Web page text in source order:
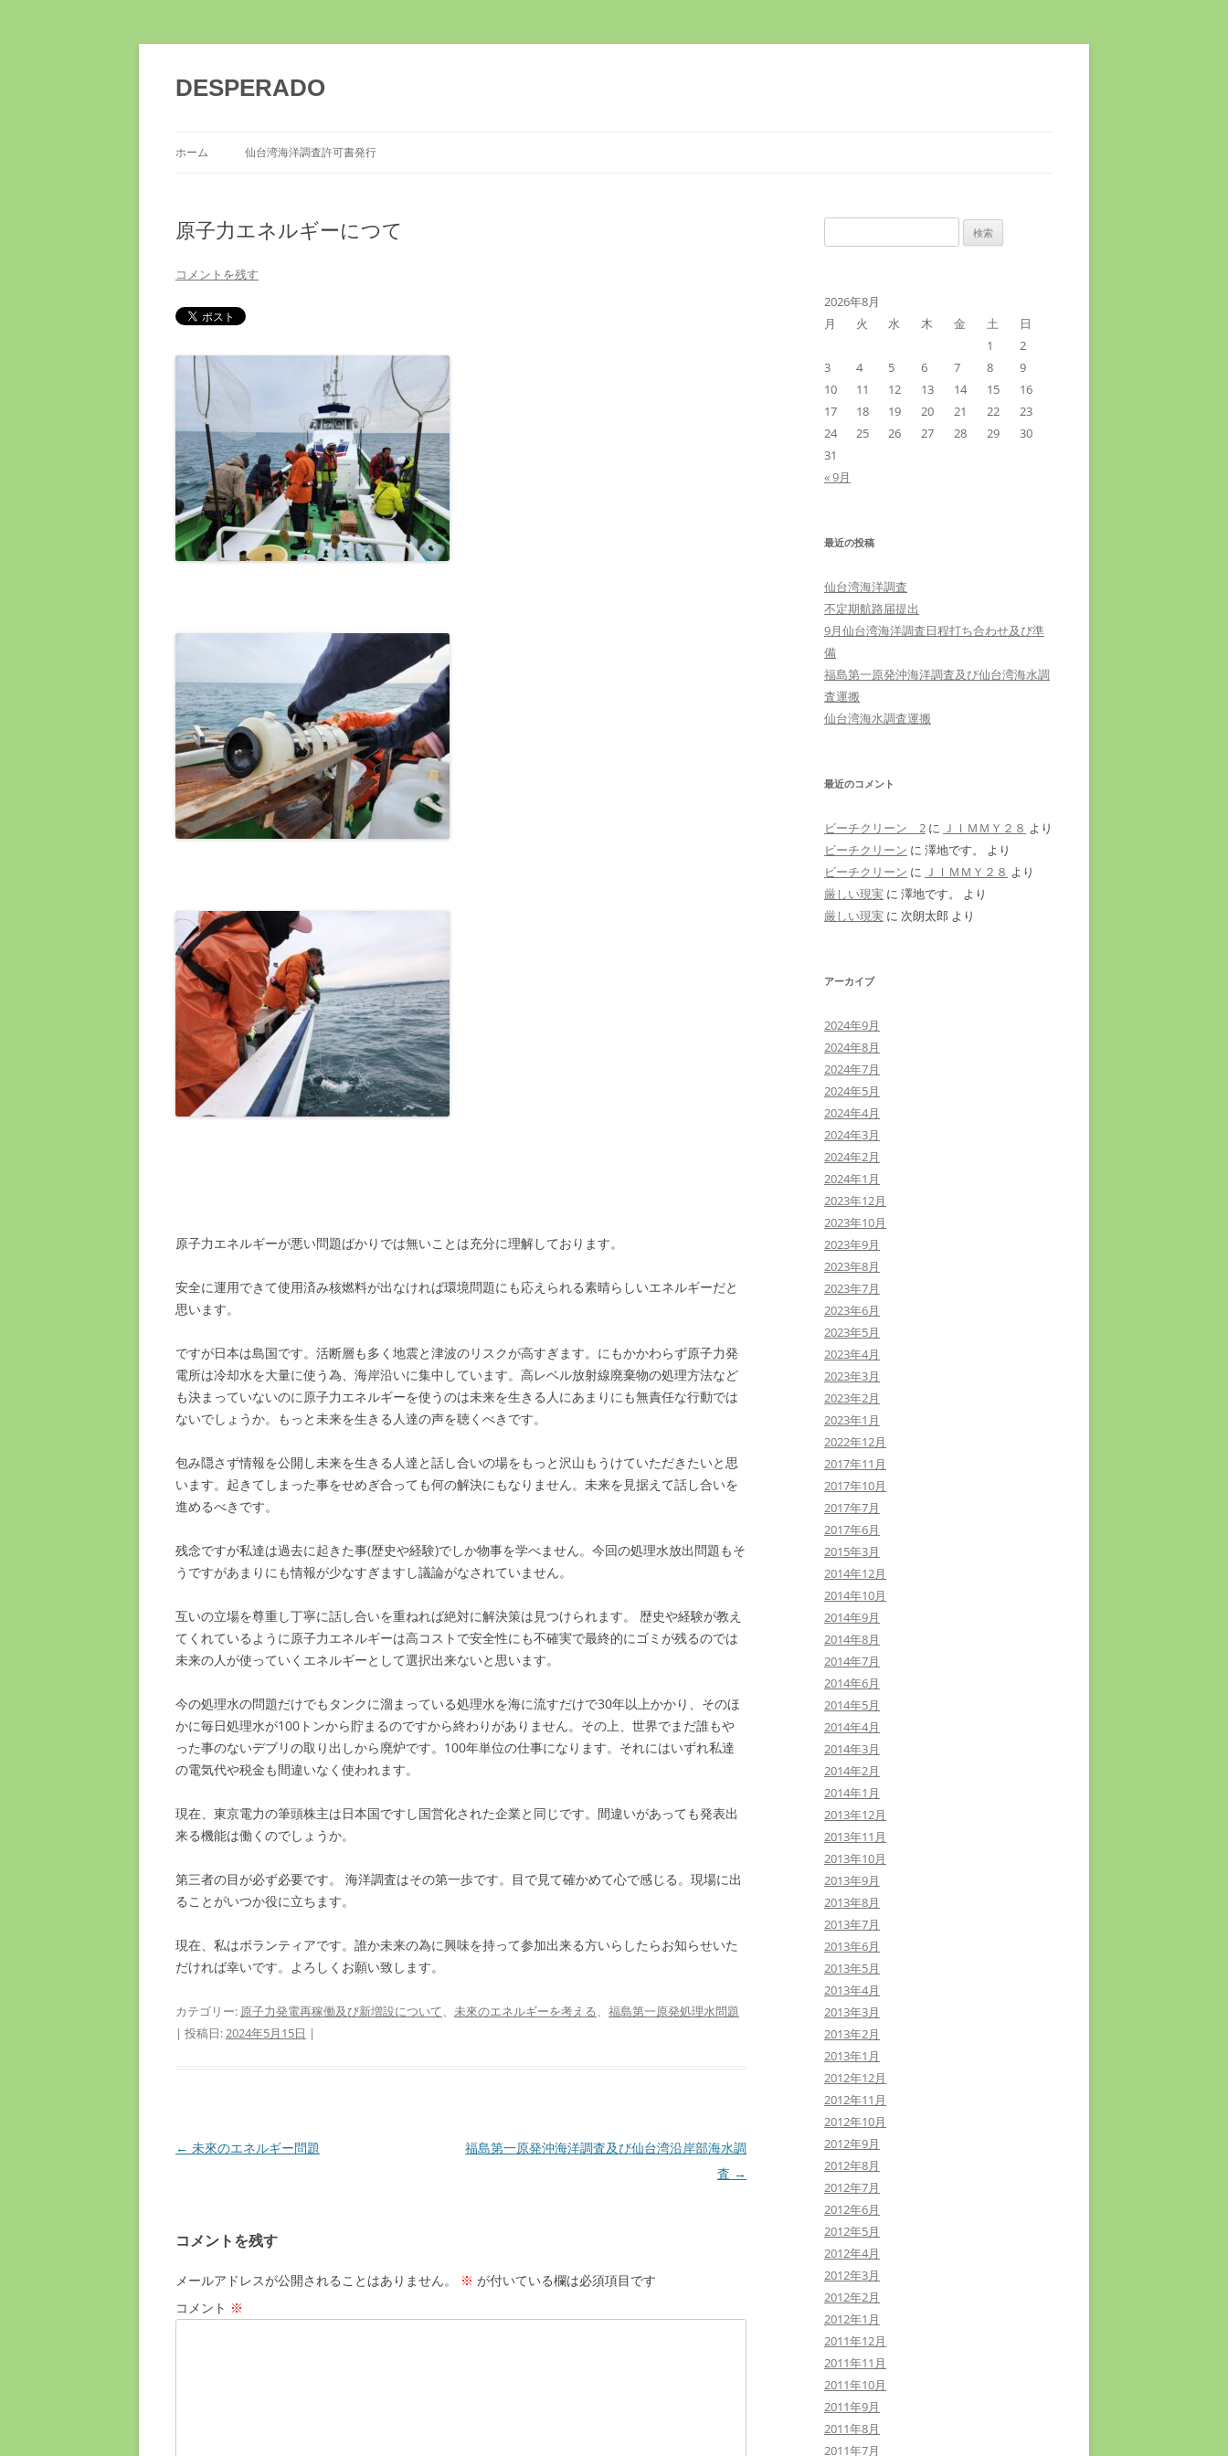
DESPERADO
ホーム 仙台湾海洋調査許可書発行
原子力エネルギーにつて
コメントを残す
原子力エネルギーが悪い問題ばかりでは無いことは充分に理解しております。
安全に運用できて使用済み核燃料が出なければ環境問題にも応えられる素晴らしいエネルギーだと
思います。
ですが日本は島国です。活断層も多く地震と津波のリスクが高すぎます。にもかかわらず原子力発
電所は冷却水を大量に使う為、海岸沿いに集中しています。高レベル放射線廃棄物の処理方法など
も決まっていないのに原子力エネルギーを使うのは未来を生きる人にあまりにも無責任な行動では
ないでしょうか。もっと未来を生きる人達の声を聴くべきです。
包み隠さず情報を公開し未来を生きる人達と話し合いの場をもっと沢山もうけていただきたいと思
います。起きてしまった事をせめぎ合っても何の解決にもなりません。未来を見据えて話し合いを
進めるべきです。
残念ですが私達は過去に起きた事(歴史や経験)でしか物事を学べません。今回の処理水放出問題もそ
うですがあまりにも情報が少なすぎますし議論がなされていません。
互いの立場を尊重し丁寧に話し合いを重ねれば絶対に解決策は見つけられます。 歴史や経験が教え
てくれているように原子力エネルギーは高コストで安全性にも不確実で最終的にゴミが残るのでは
未来の人が使っていくエネルギーとして選択出来ないと思います。
今の処理水の問題だけでもタンクに溜まっている処理水を海に流すだけで30年以上かかり、そのほ
かに毎日処理水が100トンから貯まるのですから終わりがありません。その上、世界でまだ誰もや
った事のないデブリの取り出しから廃炉です。100年単位の仕事になります。それにはいずれ私達
の電気代や税金も間違いなく使われます。
現在、東京電力の筆頭株主は日本国ですし国営化された企業と同じです。間違いがあっても発表出
来る機能は働くのでしょうか。
第三者の目が必ず必要です。 海洋調査はその第一歩です。目で見て確かめて心で感じる。現場に出
ることがいつか役に立ちます。
現在、私はボランティアです。誰か未来の為に興味を持って参加出来る方いらしたらお知らせいた
だければ幸いです。よろしくお願い致します。
カテゴリー: 原子力発電再稼働及び新増設について、 未來のエネルギーを考える、 福島第一原発処理水問題
| 投稿日:2024年5月15日 |
投
ゲ
ー
シ
← 未來のエネルギー問題
福島第一原発沖海洋調査及び仙台湾沿岸部海水調
査 →
コメントを残す
メールアドレスが公開されることはありません。 ※ が付いている欄は必須項目です
コメント ※
索:
2026年8月
月
火 水 木 金 土
日
1
2
3
4 5 6 7 8
9
10
11 12 13 14 15
16
17
18 19 20 21 22
23
24
25 26 27 28 29
30
31
« 9月
最近の投稿
仙台湾海洋調査
不定期航路届提出
9月仙台湾海洋調査日程打ち合わせ及び準
備
福島第一原発沖海洋調査及び仙台湾海水調
査運搬
仙台湾海水調査運搬
最近のコメント
ビーチクリーン 2 に ＪＩＭＭＹ２８ より
ビーチクリーン に 澤地です。
より
ビーチクリーン に ＪＩＭＭＹ２８ より
厳しい現実 に 澤地です。
より
厳しい現実 に 次朗太郎 より
アーカイブ
2024年9月
2024年8月
2024年7月
2024年5月
2024年4月
2024年3月
2024年2月
2024年1月
2023年12月
2023年10月
2023年9月
2023年8月
2023年7月
2023年6月
2023年5月
2023年4月
2023年3月
2023年2月
2023年1月
2022年12月
2017年11月
2017年10月
2017年7月
2017年6月
2015年3月
2014年12月
2014年10月
2014年9月
2014年8月
2014年7月
2014年6月
2014年5月
2014年4月
2014年3月
2014年2月
2014年1月
2013年12月
2013年11月
2013年10月
2013年9月
2013年8月
2013年7月
2013年6月
2013年5月
2013年4月
2013年3月
2013年2月
2013年1月
2012年12月
2012年11月
2012年10月
2012年9月
2012年8月
2012年7月
2012年6月
2012年5月
2012年4月
2012年3月
2012年2月
2012年1月
2011年12月
2011年11月
2011年10月
2011年9月
2011年8月
2011年7月